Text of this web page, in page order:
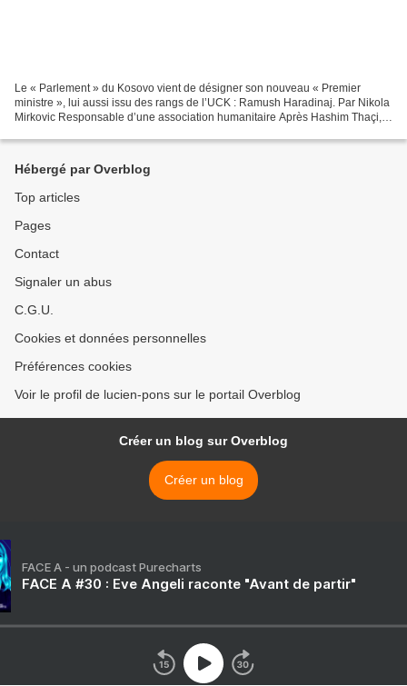
Le « Parlement » du Kosovo vient de désigner son nouveau « Premier
ministre », lui aussi issu des rangs de l’UCK : Ramush Haradinaj. Par Nikola
Mirkovic Responsable d’une association humanitaire Après Hashim Thaçi,
Hébergé par Overblog
Top articles
Pages
Contact
Signaler un abus
C.G.U.
Cookies et données personnelles
Préférences cookies
Voir le profil de lucien-pons sur le portail Overblog
Créer un blog sur Overblog
Créer un blog
FACE A - un podcast Purecharts
FACE A #30 : Eve Angeli raconte "Avant de partir"